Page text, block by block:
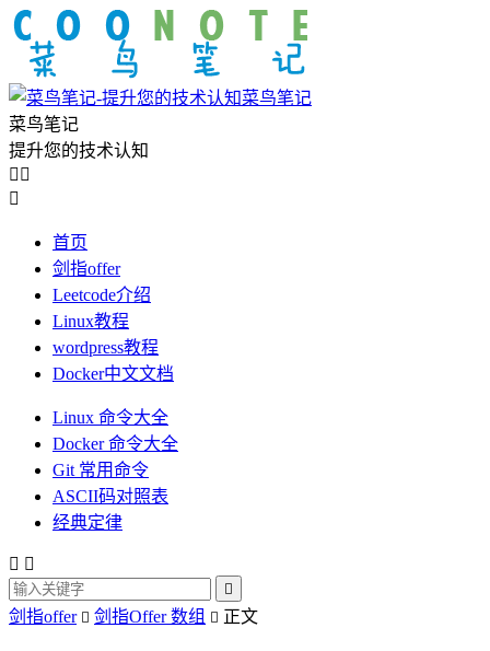
菜鸟笔记
菜鸟笔记
提升您的技术认知
 

首页
剑指offer
Leetcode介绍
Linux教程
wordpress教程
Docker中文文档
Linux 命令大全
Docker 命令大全
Git 常用命令
ASCII码对照表
经典定律
 

剑指offer  剑指Offer 数组  正文